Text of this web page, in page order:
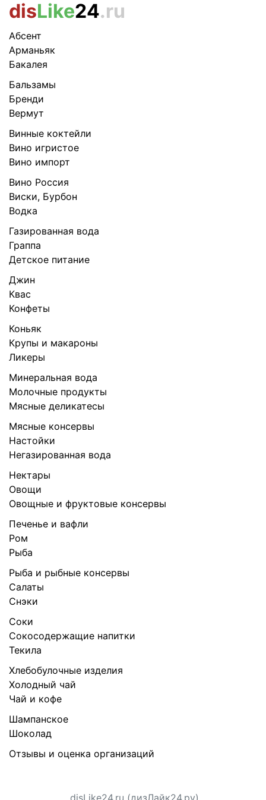
disLike24.ru
Абсент
Арманьяк
Бакалея
Бальзамы
Бренди
Вермут
Винные коктейли
Вино игристое
Вино импорт
Вино Россия
Виски, Бурбон
Водка
Газированная вода
Граппа
Детское питание
Джин
Квас
Конфеты
Коньяк
Крупы и макароны
Ликеры
Минеральная вода
Молочные продукты
Мясные деликатесы
Мясные консервы
Настойки
Негазированная вода
Нектары
Овощи
Овощные и фруктовые консервы
Печенье и вафли
Ром
Рыба
Рыба и рыбные консервы
Салаты
Снэки
Соки
Сокосодержащие напитки
Текила
Хлебобулочные изделия
Холодный чай
Чай и кофе
Шампанское
Шоколад
Отзывы и оценка организаций
disLike24.ru (дизЛайк24.ру)